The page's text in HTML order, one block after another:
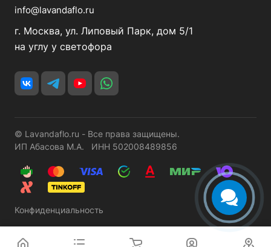
info@lavandaflo.ru
г. Москва, ул. Липовый Парк, дом 5/1
на углу у светофора
© Lavandaflo.ru - Все права защищены.
ИП Абасова М.А. ИНН 502008489856
Конфиденциальность